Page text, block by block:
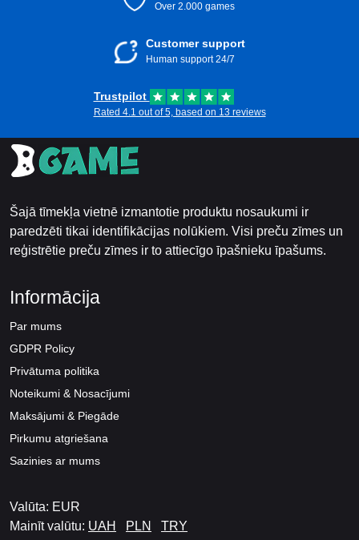
Over 2.000 games
Customer support
Human support 24/7
Trustpilot
Rated 4.1 out of 5, based on 13 reviews
Šajā tīmekļa vietnē izmantotie produktu nosaukumi ir
paredzēti tikai identifikācijas nolūkiem. Visi preču zīmes un
reģistrētie preču zīmes ir to attiecīgo īpašnieku īpašums.
Informācija
Par mums
GDPR Policy
Privātuma politika
Noteikumi & Nosacījumi
Maksājumi & Piegāde
Pirkumu atgriešana
Sazinies ar mums
Valūta: EUR
Mainīt valūtu: UAH PLN TRY